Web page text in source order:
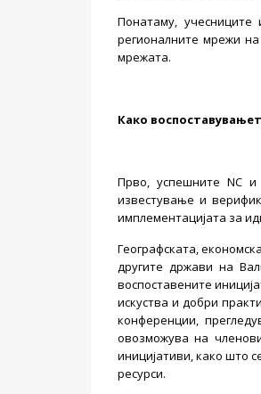
Понатаму,
регионалните мрежи
мрежата.
Како
Прво, успешните NC и
известување и
имплементацијата за
Географската,
другите држави на
воспоставените
искуства и добри
конференции,
овозможува на
иницијативи, како што
ресурси.